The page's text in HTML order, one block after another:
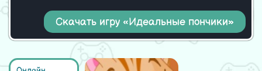
Скачать игру «Идеальные пончики»